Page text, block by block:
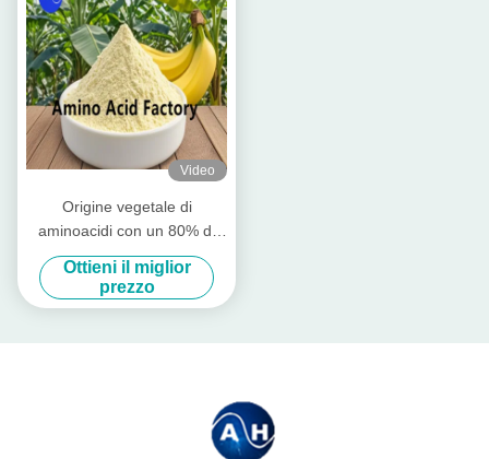
Video
Origine vegetale di
aminoacidi con un 80% di
aminoacidi liberi
Ottieni il miglior
prezzo